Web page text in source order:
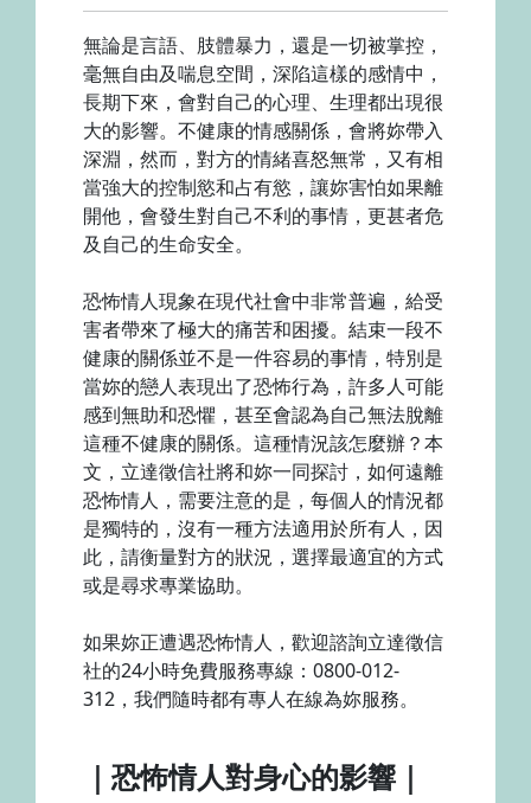
無論是言語、肢體暴力，還是一切被掌控，
毫無自由及喘息空間，深陷這樣的感情中，
長期下來，會對自己的心理、生理都出現很
大的影響。不健康的情感關係，會將妳帶入
深淵，然而，對方的情緒喜怒無常，又有相
當強大的控制慾和占有慾，讓妳害怕如果離
開他，會發生對自己不利的事情，更甚者危
及自己的生命安全。
恐怖情人現象在現代社會中非常普遍，給受
害者帶來了極大的痛苦和困擾。結束一段不
健康的關係並不是一件容易的事情，特別是
當妳的戀人表現出了恐怖行為，許多人可能
感到無助和恐懼，甚至會認為自己無法脫離
這種不健康的關係。這種情況該怎麼辦？本
文，立達徵信社將和妳一同探討，如何遠離
恐怖情人，需要注意的是，每個人的情況都
是獨特的，沒有一種方法適用於所有人，因
此，請衡量對方的狀況，選擇最適宜的方式
或是尋求專業協助。
如果妳正遭遇恐怖情人，歡迎諮詢立達徵信
社的24小時免費服務專線：0800-012-
312，我們隨時都有專人在線為妳服務。
｜恐怖情人對身心的影響｜